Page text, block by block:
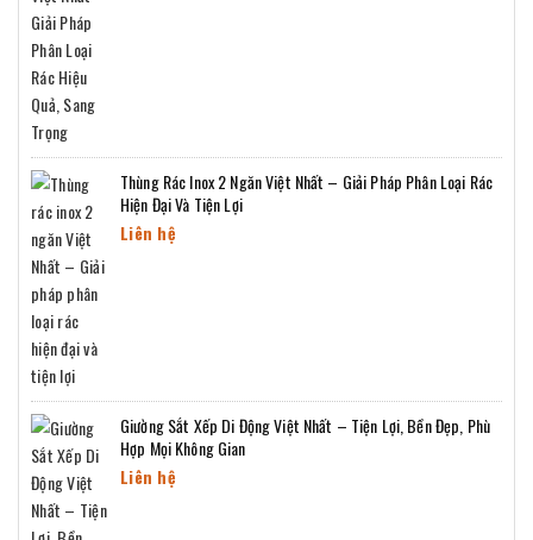
Thùng Rác Inox 2 Ngăn Việt Nhất – Giải Pháp Phân Loại Rác
Hiện Đại Và Tiện Lợi
Liên hệ
Giường Sắt Xếp Di Động Việt Nhất – Tiện Lợi, Bền Đẹp, Phù
Hợp Mọi Không Gian
Liên hệ